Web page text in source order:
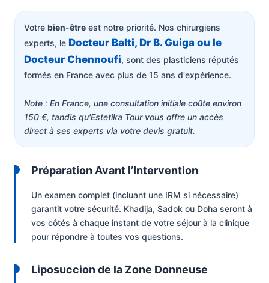
Votrebien-être est notre priorité. Nos chirurgiens
experts, le Docteur Balti, Dr B. Guiga ou le
Docteur Chennoufi, sont des plasticiens réputés
formés en France avec plus de 15 ans d'expérience.
Note : En France, une consultation initiale coûte environ
150 €, tandis qu'Estetika Tour vous offre un accès
direct à ses experts via votre devis gratuit.
Préparation Avant l’Intervention
Un examen complet (incluant une IRM si nécessaire)
garantit votre sécurité. Khadija, Sadok ou Doha seront à
vos côtés à chaque instant de votre séjour à la clinique
pour répondre à toutes vos questions.
Liposuccion de la Zone Donneuse